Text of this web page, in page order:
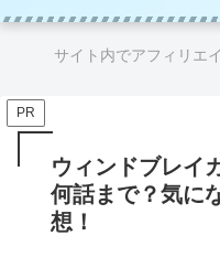
サイト内でアフィリエ
PR
ウィンドブレイ
何話まで？気に
想！